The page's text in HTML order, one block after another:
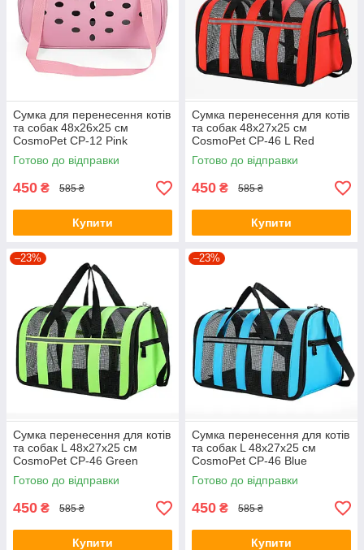
Сумка для перенесення котів
та собак 48x26x25 см
CosmoPet CP-12 Pink
Готово до відправки
450 ₴ 585 ₴
Купити
Сумка перенесення для котів
та собак 48x27x25 см
CosmoPet CP-46 L Red
Готово до відправки
450 ₴ 585 ₴
Купити
–23%
Сумка перенесення для котів
та собак L 48x27x25 см
CosmoPet CP-46 Green
Готово до відправки
450 ₴ 585 ₴
Купити
–23%
Сумка перенесення для котів
та собак L 48x27x25 см
CosmoPet CP-46 Blue
Готово до відправки
450 ₴ 585 ₴
Купити